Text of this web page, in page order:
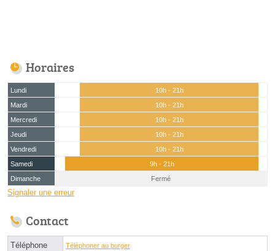
Horaires
Lundi
10h - 21h
Mardi
10h - 21h
Mercredi
10h - 21h
Jeudi
10h - 21h
Vendredi
10h - 21h
Samedi
9h - 21h
Dimanche
Fermé
Signaler une erreur
Contact
Téléphone Téléphoner au burger